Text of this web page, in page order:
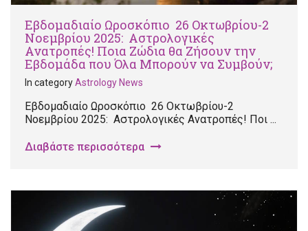
Εβδομαδιαίο Ωροσκόπιο 26 Οκτωβρίου-2
Νοεμβρίου 2025: Αστρολογικές
Ανατροπές! Ποια Ζώδια θα Ζήσουν την
Εβδομάδα που Όλα Μπορούν να Συμβούν;
In categoryAstrology News
Εβδομαδιαίο Ωροσκόπιο 26 Οκτωβρίου-2
Νοεμβρίου 2025: Αστρολογικές Ανατροπές! Ποι ...
Διαβάστε περισσότερα